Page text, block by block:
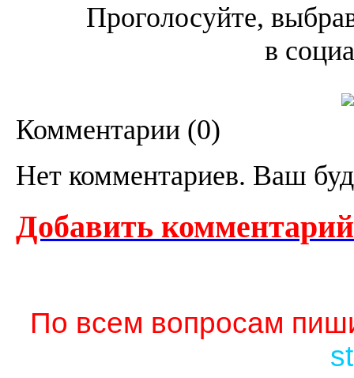
Проголосуйте,
в
Комментарии (0)
Нет комментариев. Ваш
Добавить
По всем вопросам